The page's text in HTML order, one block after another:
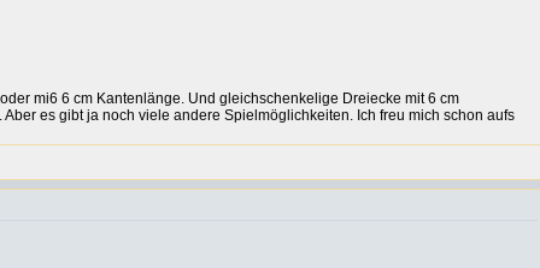
mi6 6 cm Kantenlänge. Und gleichschenkelige Dreiecke mit 6 cm
es gibt ja noch viele andere Spielmöglichkeiten. Ich freu mich schon aufs